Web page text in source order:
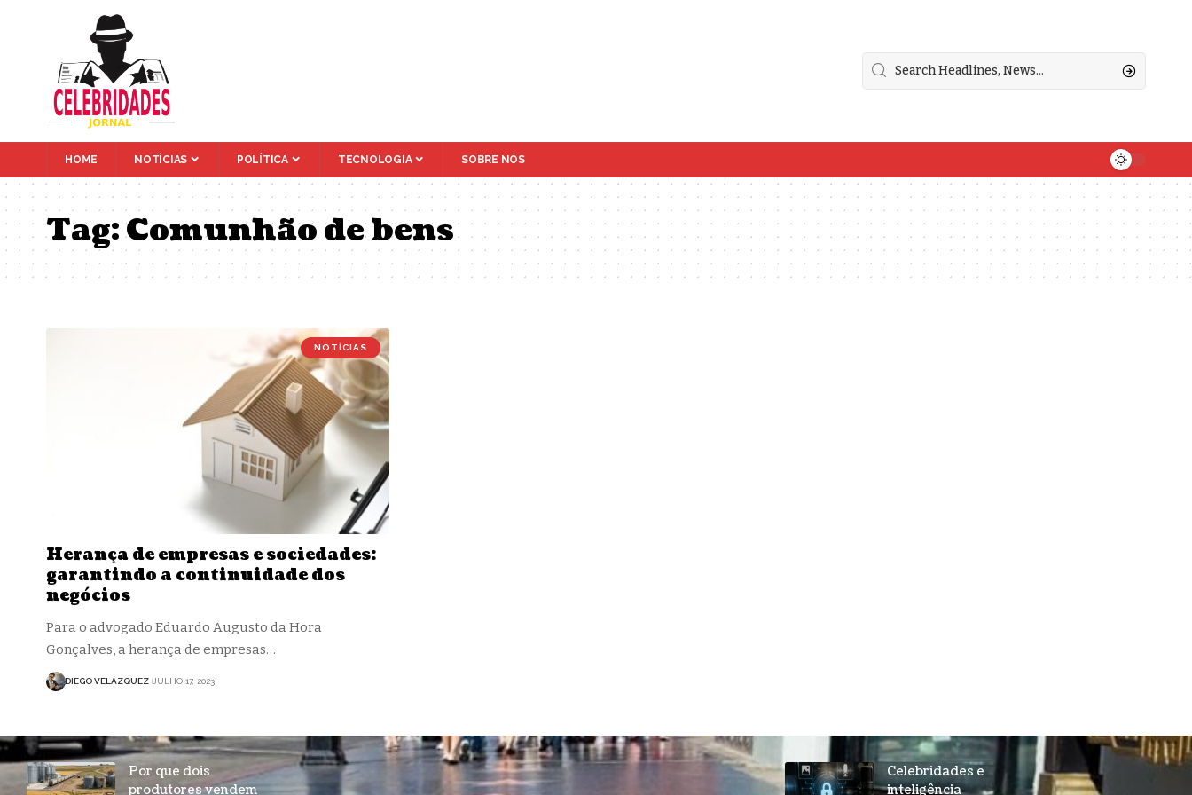
HOME NOTÍCIAS POLÍTICA TECNOLOGIA SOBRE NÓS
Tag:Comunhão de bens
NOTÍCIAS
Herança de empresas e sociedades:
garantindo a continuidade dos
negócios
Para o advogado Eduardo Augusto da Hora
Gonçalves, a herança de empresas…
DIEGO VELÁZQUEZ JULHO 17, 2023
Por que dois
produtores vendem
Celebridades e
inteligência